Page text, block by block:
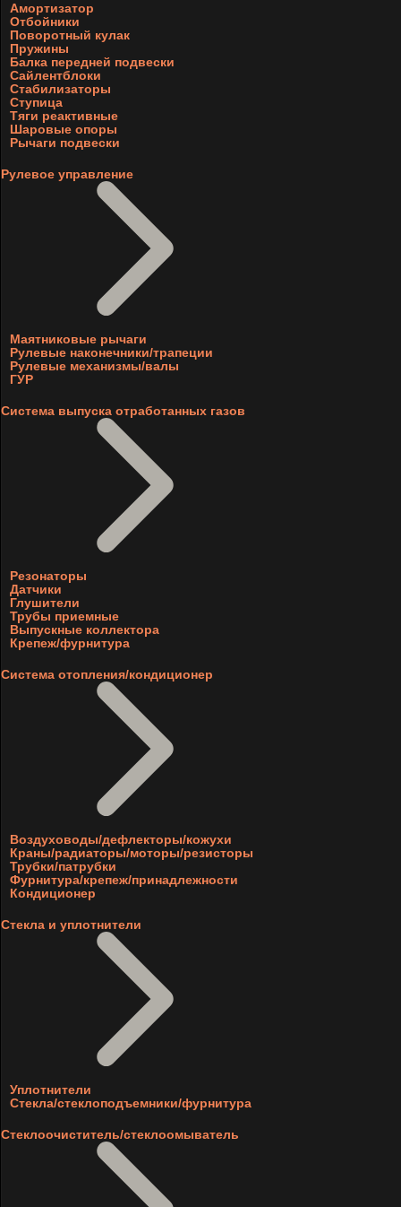
Амортизатор
Отбойники
Поворотный кулак
Пружины
Балка передней подвески
Сайлентблоки
Стабилизаторы
Ступица
Тяги реактивные
Шаровые опоры
Рычаги подвески
Рулевое управление
Маятниковые рычаги
Рулевые наконечники/трапеции
Рулевые механизмы/валы
ГУР
Система выпуска отработанных газов
Резонаторы
Датчики
Глушители
Трубы приемные
Выпускные коллектора
Крепеж/фурнитура
Система отопления/кондиционер
Воздуховоды/дефлекторы/кожухи
Краны/радиаторы/моторы/резисторы
Трубки/патрубки
Фурнитура/крепеж/принадлежности
Кондиционер
Стекла и уплотнители
Уплотнители
Стекла/стеклоподъемники/фурнитура
Стеклоочиститель/стеклоомыватель